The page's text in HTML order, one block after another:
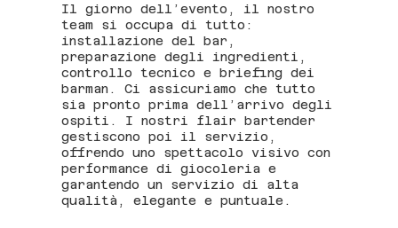
Il giorno dell’evento, il nostro
team si occupa di tutto:
installazione del bar,
preparazione degli ingredienti,
controllo tecnico e briefing dei
barman. Ci assicuriamo che tutto
sia pronto prima dell’arrivo degli
ospiti. I nostri flair bartender
gestiscono poi il servizio,
offrendo uno spettacolo visivo con
performance di giocoleria e
garantendo un servizio di alta
qualità, elegante e puntuale.